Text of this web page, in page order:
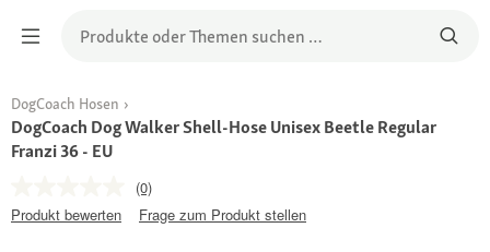
DogCoach Hosen
DogCoach Dog Walker Shell-Hose Unisex Beetle Regular
Franzi 36 - EU
(0)
Produkt bewerten
Frage zum Produkt stellen